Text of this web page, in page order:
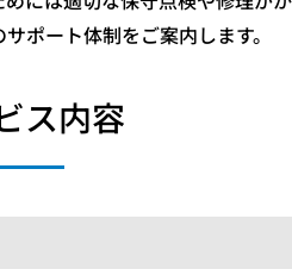
ポート体制をご案内します。
ス内容